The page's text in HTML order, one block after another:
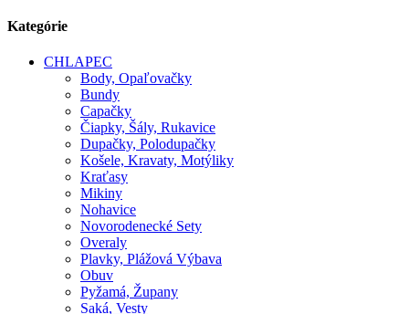
Kategórie
CHLAPEC
Body, Opaľovačky
Bundy
Capačky
Čiapky, Šály, Rukavice
Dupačky, Polodupačky
Košele, Kravaty, Motýliky
Kraťasy
Mikiny
Nohavice
Novorodenecké Sety
Overaly
Plavky, Plážová Výbava
Obuv
Pyžamá, Župany
Saká, Vesty